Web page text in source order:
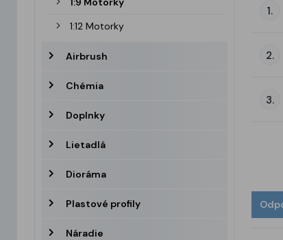
1:12 Motorky
Airbrush
Chémia
Doplnky
Lietadlá
Dioráma
Plastové profily
Náradie
1.
2.
3.